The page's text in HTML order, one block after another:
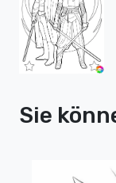
Sie